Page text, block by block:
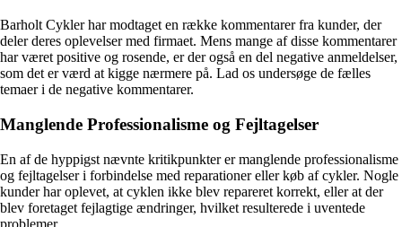
Barholt Cykler har modtaget en række kommentarer fra kunder, der
deler deres oplevelser med firmaet. Mens mange af disse kommentarer
har været positive og rosende, er der også en del negative anmeldelser,
som det er værd at kigge nærmere på. Lad os undersøge de fælles
temaer i de negative kommentarer.
Manglende Professionalisme og Fejltagelser
En af de hyppigst nævnte kritikpunkter er manglende professionalisme
og fejltagelser i forbindelse med reparationer eller køb af cykler. Nogle
kunder har oplevet, at cyklen ikke blev repareret korrekt, eller at der
blev foretaget fejlagtige ændringer, hvilket resulterede i uventede
problemer.